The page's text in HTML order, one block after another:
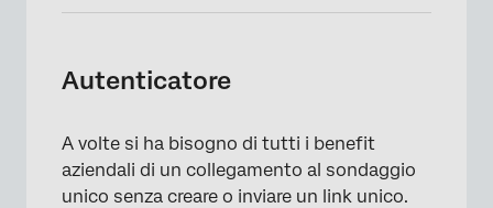
Autenticatore
A volte si ha bisogno di tutti i benefit
aziendali di un collegamento al sondaggio
unico senza creare o inviare un link unico.